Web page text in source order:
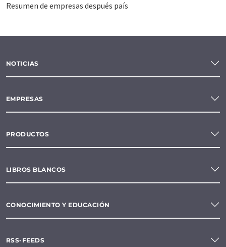
Resumen de empresas después país
NOTICIAS
EMPRESAS
PRODUCTOS
LIBROS BLANCOS
CONOCIMIENTO Y EDUCACIÓN
RSS-FEEDS